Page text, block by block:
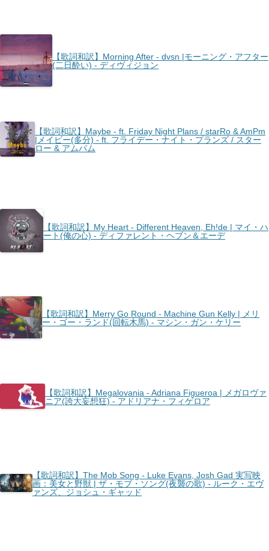
【歌詞和訳】Morning After - dvsn |モーニング・アフター
(二日酔い) - ディヴィジョン
【歌詞和訳】Maybe - ft. Friday Night Plans / starRo & AmPm
|メイビー(多分) - ft. フライデー・ナイト・プランズ / スター
ロー & アムパム
【歌詞和訳】My Heart - Different Heaven, Eh!de | マイ・ハ
ート(俺の心) - ディファレント・ヘブン＆エーデ
【歌詞和訳】Merry Go Round - Machine Gun Kelly | メリ
ー・ゴー・ランド(回転木馬) - マシン・ガン・ケリー
【歌詞和訳】Megalovania - Adriana Figueroa | メガロヴァ
ニア(誇大妄想狂) - アドリアナ・フィゲロア
【歌詞和訳】The Mob Song - Luke Evans, Josh Gad 実写映
画：美女と野獣 | ザ・モブ・ソング(夜襲の歌) - ルーク・エヴ
ァンズ、ジョシュ・ギャッド